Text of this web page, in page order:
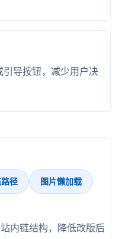
导按钮，减少用户决
径 图片懒加载
内链结构，降低改版后